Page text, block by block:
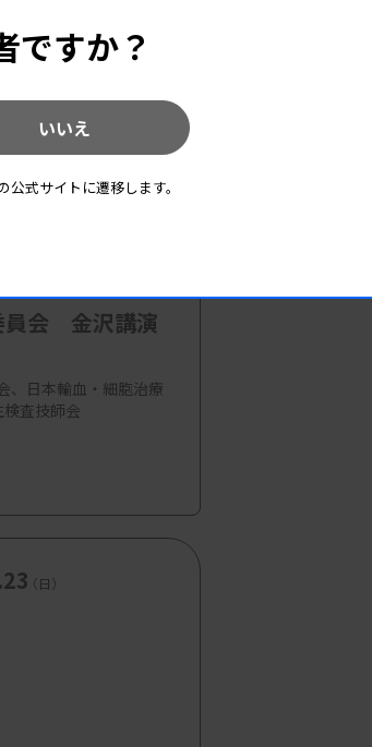
員会 金沢講演
、日本輸血・細胞治療
査技師会
（日）
ですか？
いいえ
式サイトに遷移します。